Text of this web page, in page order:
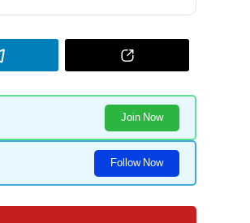
Join Now
Follow Now